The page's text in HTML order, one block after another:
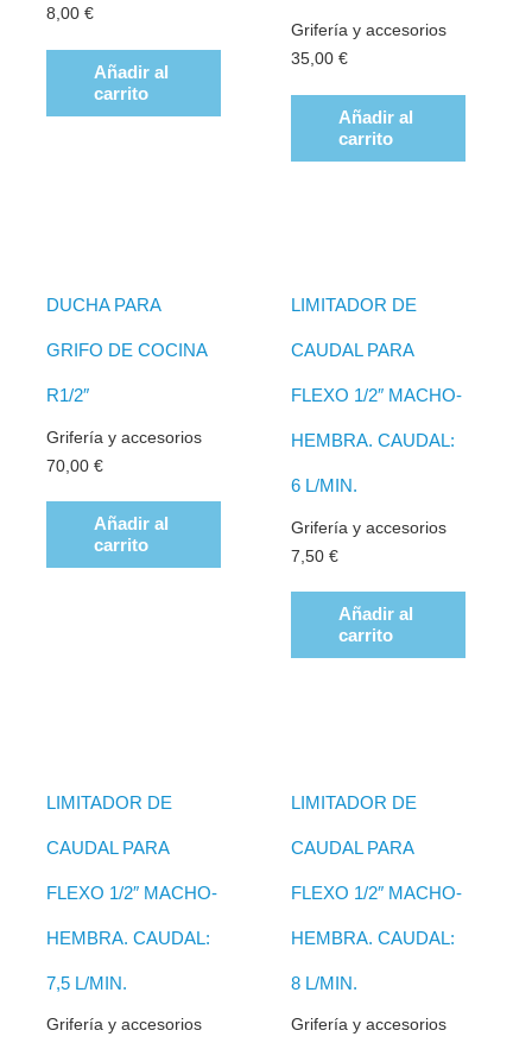
8,00€
Añadir al
carrito
Grifería y accesorios
35,00 €
Añadir al
carrito
DUCHA PARA
GRIFO DE COCINA
R1/2″
Grifería y accesorios
70,00€
Añadir al
carrito
LIMITADOR DE
CAUDAL PARA
FLEXO 1/2″ MACHO-
HEMBRA. CAUDAL:
6 L/MIN.
Grifería y accesorios
7,50 €
Añadir al
carrito
LIMITADOR DE
CAUDAL PARA
FLEXO 1/2″ MACHO-
HEMBRA. CAUDAL:
7,5 L/MIN.
Grifería y accesorios
LIMITADOR DE
CAUDAL PARA
FLEXO 1/2″ MACHO-
HEMBRA. CAUDAL:
8 L/MIN.
Grifería y accesorios